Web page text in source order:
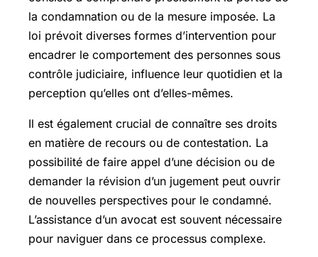
la condamnation ou de la mesure imposée. La
loi prévoit diverses formes d’intervention pour
encadrer le comportement des personnes sous
contrôle judiciaire, influence leur quotidien et la
perception qu’elles ont d’elles-mêmes.
Il est également crucial de connaître ses droits
en matière de recours ou de contestation. La
possibilité de faire appel d’une décision ou de
demander la révision d’un jugement peut ouvrir
de nouvelles perspectives pour le condamné.
L’assistance d’un avocat est souvent nécessaire
pour naviguer dans ce processus complexe.